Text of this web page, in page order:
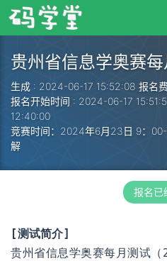
生成 : 2024-06-17 15:52:08 报名
报名开始时间 : 2024-06-17
12:40:00
竞赛时间：2024年6月23日 9：
解
报名已
[测试简介]
贵州省信息学奥赛每月测试